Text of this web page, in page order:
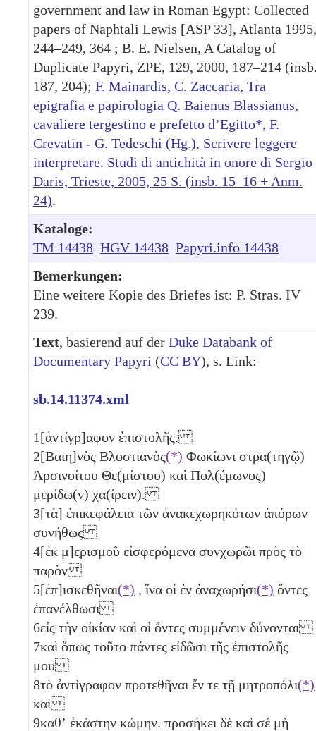
government and law in Roman Egypt: Collected
papers of Naphtali Lewis [ASP 33], Atlanta 1995,
244–249, 364 ; B. E. Nielsen, A Catalog of
Duplicate Papyri, ZPE, 129, 2000, 187–214
187, 204); F. Mainardis, C. Zaccaria, Tra
epigrafia e papirologia Q. Baienus Blassianus,
cavaliere tergestino e prefetto d’Egitto*, F.
Crevatin - G. Tedeschi (Hg.), Scrivere leggere
interpretare. Studi di antichità in onore di Sergio
Daris, Trieste, 2005, 25 S. (insb. 15–16 + Anm.
24).
Kataloge:
TM 14438 HGV 14438 Papyri.info 14438
Bemerkungen:
Eine weitere Kopie des Briefes ist: P. Stras. IV
239.
Text, basierend auf der Duke Databank of
Documentary Papyri (CC BY), s. Link:
sb.14.11374.xml
1[ἀντίγρ]αφον ἐπιστολῆς.
2[Βαιη]νὸς Βλοστιανὸς(*) Φωκίωνι στρα(τηγῷ)
Ἀρσινοίτου Θε(μίστου) καὶ Πολ(έμωνος)
μερίδω(ν) χα(ίρειν).
3[τὰ] ἐπικεφάλεια τῶν ἀνακεχωρηκότων ἀπόρων
συνήθως
4[ἐκ μ]ε̣ρισμοῦ εἰσφερόμενα συνχωρῶι πρὸς τὸ
παρὸν
5[ἐπ]ισκεθῆναι(*) , ἵνα οἱ ἐν ἀναχωρήσι(*) ὄντες
ἐπανέλθωσι
6εἰς τὴν οἰκίαν καὶ οἱ ὄντες συμμένειν δύνονται
7καὶ ὅπως τοῦτο πάντες εἰδῶσι τῆς ἐπιστολῆς
μου
8τὸ ἀντὶγραφον προτεθῆναι ἔν τε τῇ μητροπόλι(*)
καὶ
9καθʼ ἑκάστην κώμην. προσήκει δὲ καὶ σέ μὴ